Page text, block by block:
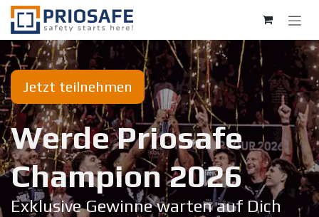
Zum Inhalt springen
Jetzt teilnehmen
Werde Priosafe
Champion 20​26
Exklusive Gewinne warten auf Dich